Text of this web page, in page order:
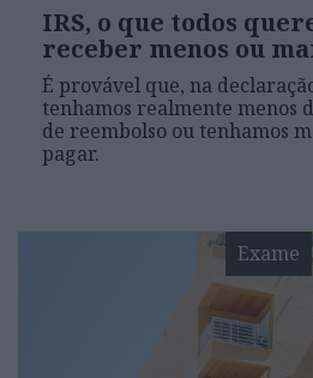
IRS, o que todos
receber menos ou
É provável que, na
tenhamos realmente menos
de reembolso ou tenhamos
pagar.
Exame